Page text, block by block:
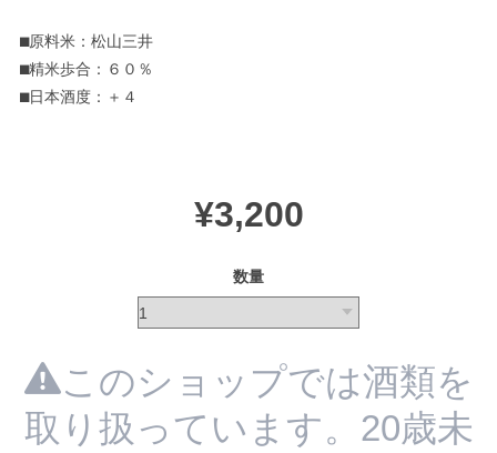
⬛︎原料米：松山三井
⬛︎精米歩合：６０％
⬛︎日本酒度：＋４
¥3,200
数量
このショップでは酒類を
取り扱っています。20歳未